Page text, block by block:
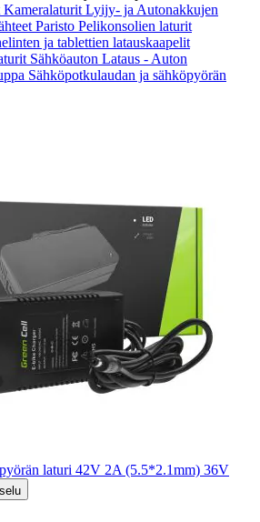
Kameralaturit Lyijy- ja Autonakkujen
Paristo Pelikonsolien laturit
ja tablettien latauskaapelit
Sähköauton Lataus - Auton
Sähköpotkulaudan ja sähköpyörän
laturi 42V 2A (5.5*2.1mm) 36V